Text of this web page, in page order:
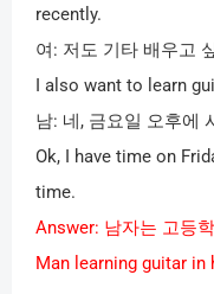
recently.
여 : 저도 기타 배우고
I also want to learn
남: 네 , 금요일 오후에
Ok, I have time on
time.
Answer: 남자는 고등
Man learning guitar in